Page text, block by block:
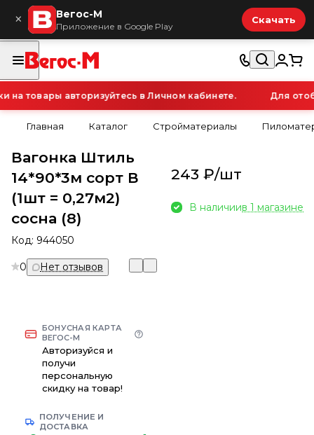
× Вегос-М
Приложение в Google Play
Скачать
товары авторизуйтесь в Личном кабинете. Для
Главная Каталог Стройматериалы
Вагонка Штиль
14*90*3м сорт В
(1шт = 0,27м2)
сосна (8)
Код: 944050
0 Нет отзывов
БОНУСНАЯ КАРТА
ВЕГОС-М
Авторизуйся и
получи
персональную
скидку на товар!
ПОЛУЧЕНИЕ И
ДОСТАВКА
243 ₽/шт
В наличиив 1 магазине